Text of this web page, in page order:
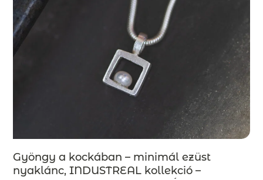
Gyöngy a kockában – minimál ezüst
nyaklánc, INDUSTREAL kollekció –